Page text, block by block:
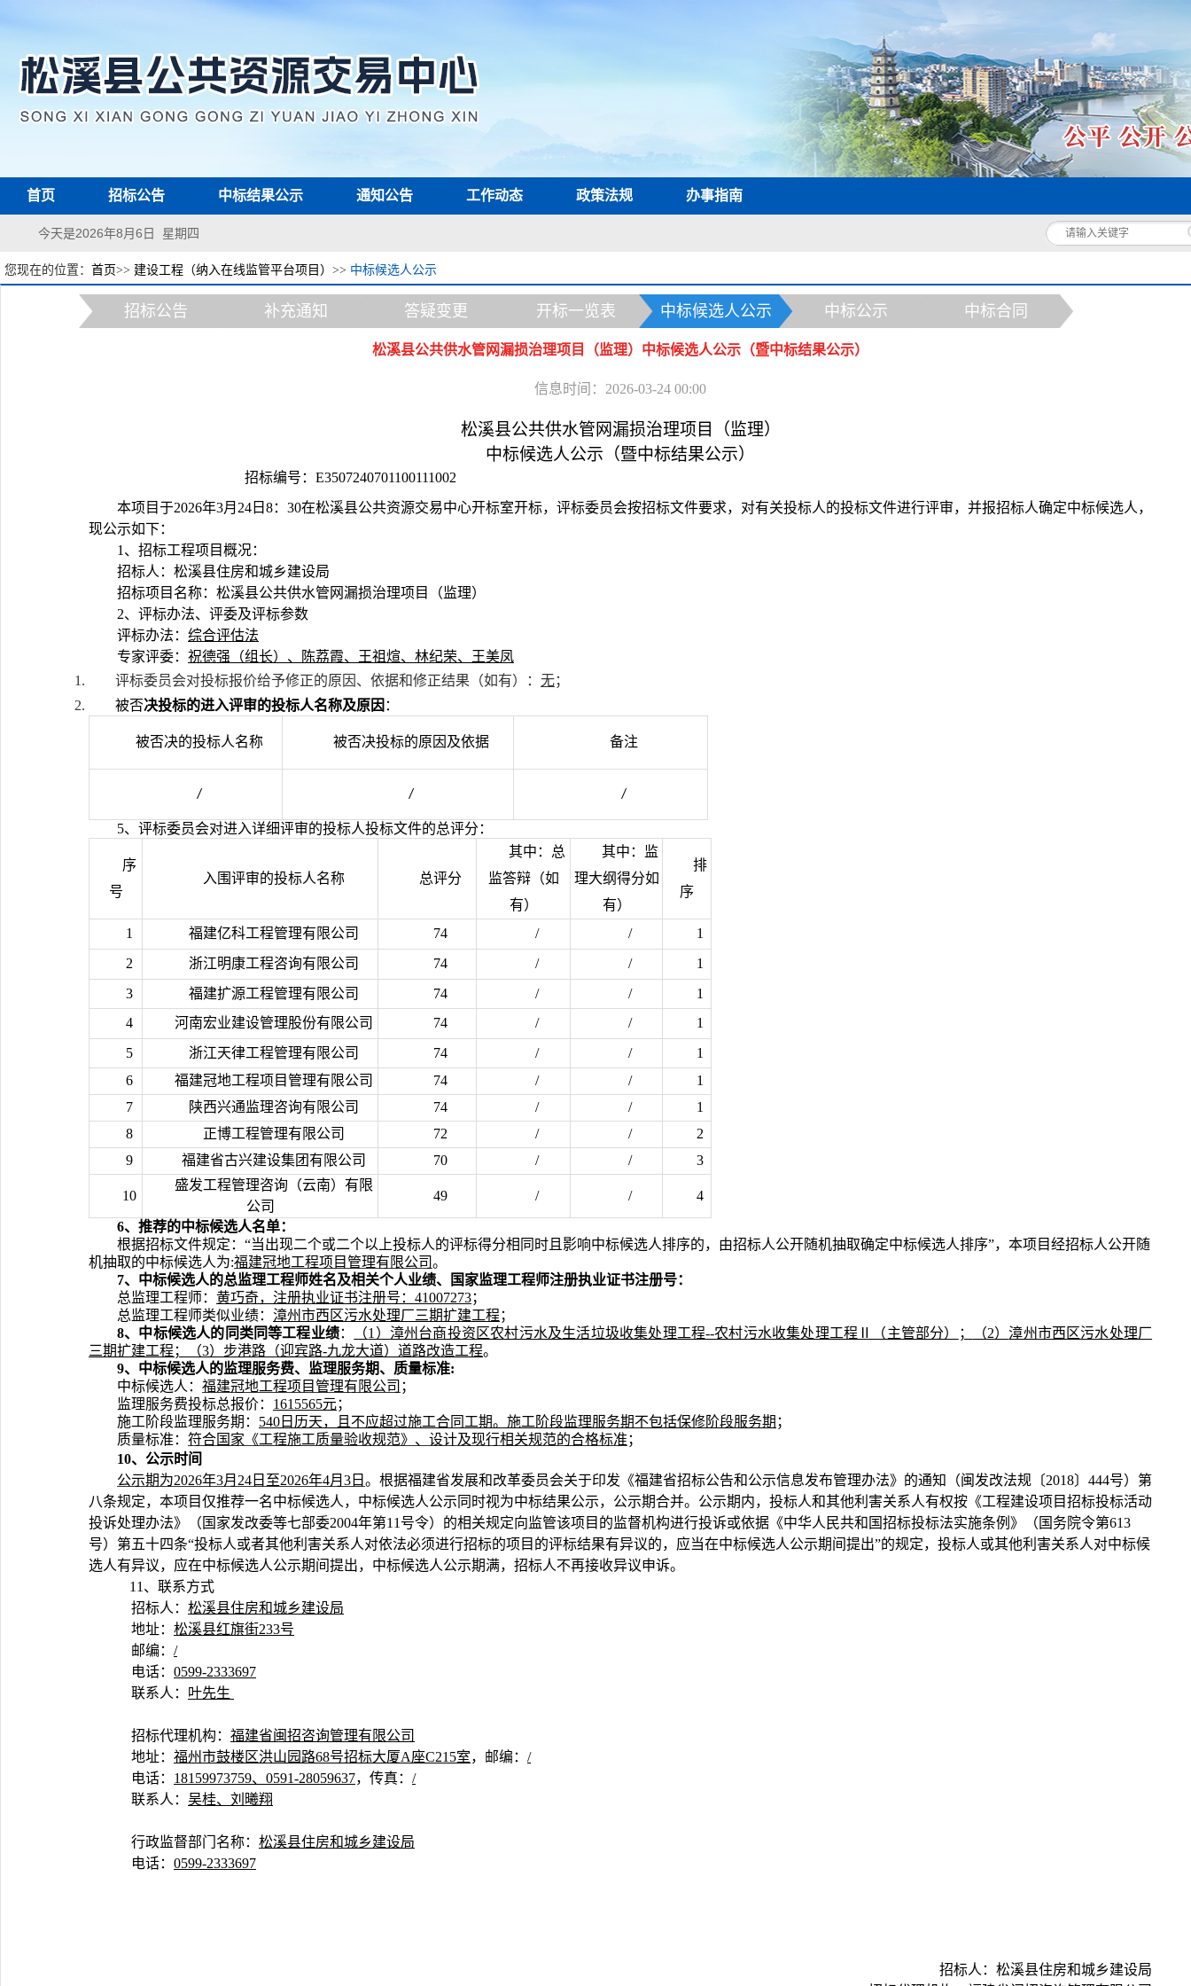
首页 招标公告 中标结果公示 通知公告 工作动态 政策法规 办事指南
今天是2026年8月6日 星期四
您现在的位置： 首页>> 建设工程（纳入在线监管平台项目） >> 中标候选人公示
招标公告 补充通知 答疑变更 开标一览表 中标候选人公示 中标公示 中标合同
松溪县公共供水管网漏损治理项目（监理）中标候选人公示（暨中标结果公示）
信息时间：2026-03-24 00:00
松溪县公共供水管网漏损治理项目（监理）
中标候选人公示（暨中标结果公示）
招标编号： E3507240701100111002
本项目于2026年3月 24 日 8：30在松溪县公共资源交易中心开标室开标， 评标委员会按招标文件要求，对有关投标人的投标文件进行评审，并报招标人确定中标候选人，
现公示如下：
1、招标工程项目概况：
招标人： 松溪县住房和城乡建设局
招标项目名称： 松溪县公共供水管网漏损治理项目（监理）
2、评标办法、评委及评标参数
评标办法： 综合评估法
专家评委： 祝德强（组长） 、陈荔霞、王祖煊、林纪荣、王美凤
评标委员会对投标报价给予修正的原因、依据和修正结果（如有）： 无；
被否决投标的进入评审的投标人名称及原因 ：
被否决的投标人名称 被否决投标的原因及依据 备注
/ / /
5、评标委员会对进入详细评审的投标人投标文件的总评分：
序
号
入围评审的投标人名称 总评分
其中：总
监答辩（如
有）
其中：监
理大纲得分如
有）
排
序
1 福建亿科工程管理有限公司 74 / /
1
2
浙江明康工程咨询有限公司 74 / /
1
3
福建扩源工程管理有限公司 74 / /
1
4
河南宏业建设管理股份有限公司 74 / /
1
5
浙江天律工程管理有限公司 74 / /
1
6
福建冠地工程项目管理有限公司 74 / /
1
7
陕西兴通监理咨询有限公司 74 / /
1
8
正博工程管理有限公司 72 / /
2
9
福建省古兴建设集团有限公司 70 / / 3
10
盛发工程管理咨询（云南）有限
公司
49 / / 4
6、 推荐的中标候选人名单：
根据招标文件规定： “当出现二个或二个以上投标人的评标得分相同时且影响中标候选人排序的，由招标人公开随机抽取确定中标候选人排序”， 本项目经招标人公开随
机抽取的中标候选人为:福建冠地工程项目管理有限公司。
7、 中标候选人的总监理工程师姓名及相关个人业绩、国家监理工程师注册执业证书注册号：
总监理工程师： 黄巧奇， 注册执业证书注册号： 41007273；
总监理工程师类似业绩： 漳州市西区污水处理厂三期扩建工程 ；
8、中标候选人的同类同等工程业绩： （1） 漳州台商投资区农村污水及生活垃圾收集处理工程--农村污水收集处理工程Ⅱ（主管部分） ； （2） 漳州市西区污水处理厂
三期扩建工程 ； （3） 步港路（迎宾路-九龙大道）道路改造工程。
9、中标候选人的监理服务费、监理服务期、质量标准:
中标候选人： 福建冠地工程项目管理有限公司 ；
监理服务费投标总报价： 1615565元；
施工阶段监理服务期： 540 日历天，且不应超过施工合同工期。施工阶段监理服务期不包括保修阶段服务期 ；
质量标准： 符合国家《工程施工质量验收规范》、设计及现行相关规范的合格标准 ；
10、公示时间
公示期为2026年3月 24 日至2026年4月 3 日 。 根据福建省发展和改革委员会关于印发《福建省招标公告和公示信息发布管理办法》的通知（闽发改法规〔2018〕444号）第
八条规定，本项目仅推荐一名中标候选人，中标候选人公示同时视为中标结果公示，公示期合并。 公示期内，投标人和其他利害关系人有权按《工程建设项目招标投标活动
投诉处理办法》（国家发改委等七部委2004年第11号令）的相关规定向监管该项目的监督机构进行投诉或依据《中华人民共和国招标投标法实施条例》（国务院令第613
号）第五十四条“投标人或者其他利害关系人对依法必须进行招标的项目的评标结果有异议的，应当在中标候选人公示期间提出”的规定， 投标人或其他利害关系人对中标候
选人有异议，应在中标候选人公示期间提出，中标候选人公示期满，招标人不再接收异议申诉。
11、 联系方式
招标人： 松溪县住房和城乡建设局
地址： 松溪县红旗街233号
邮编： /
电话： 0599-2333697
联系人： 叶先生
招标代理机构： 福建省闽招咨询管理有限公司
地址： 福州市鼓楼区洪山园路68号招标大厦A座C21 5室，邮编： /
电话： 18159973759、0591-28059637，传真： /
联系人： 吴桂、刘曦翔
行政监督部门名称： 松溪县住房和城乡建设局
电话： 0599-2333697
招标人：松溪县住房和城乡建设局